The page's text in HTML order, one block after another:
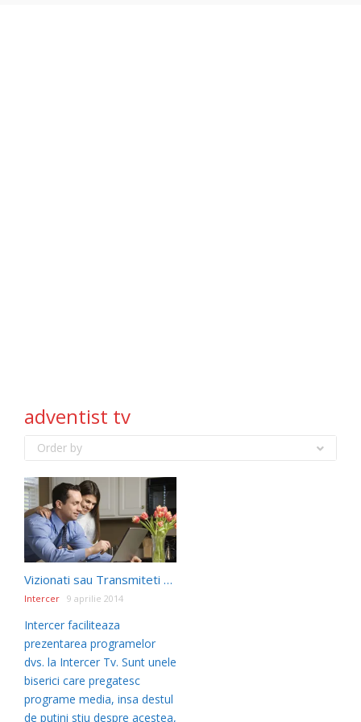
adventist tv
Order by
Vizionati sau Transmiteti prin Intercer Tv
Intercer 9 aprilie 2014
Intercer faciliteaza
prezentarea programelor
dvs. la Intercer Tv. Sunt unele
biserici care pregatesc
programe media, insa destul
de putini stiu despre acestea,